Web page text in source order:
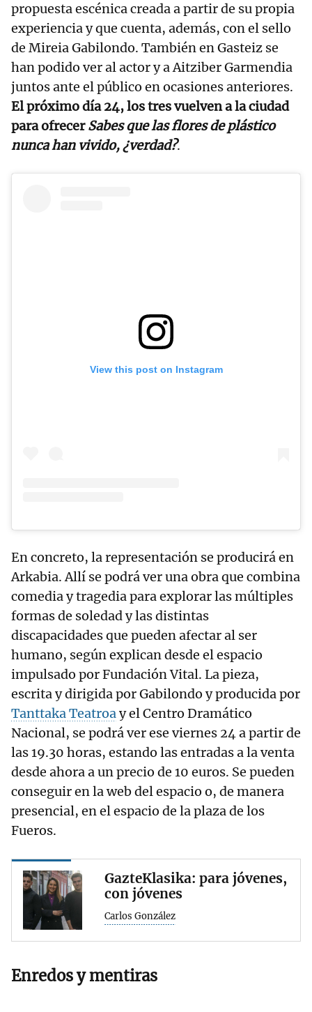
propuesta escénica creada a partir de su propia
experiencia y que cuenta, además, con el sello
de Mireia Gabilondo. También en Gasteiz se
han podido ver al actor y a Aitziber Garmendia
juntos ante el público en ocasiones anteriores.
El próximo día 24, los tres vuelven a la ciudad
para ofrecerSabes que las flores de plástico
nunca han vivido, ¿verdad?.
View this post on Instagram
En concreto, la representación se producirá en
Arkabia. Allí se podrá ver una obra que combina
comedia y tragedia para explorar las múltiples
formas de soledad y las distintas
discapacidades que pueden afectar al ser
humano, según explican desde el espacio
impulsado por Fundación Vital. La pieza,
escrita y dirigida por Gabilondo y producida por
Tanttaka Teatroay el Centro Dramático
Nacional, se podrá ver ese viernes 24 a partir de
las 19.30 horas, estando las entradas a la venta
desde ahora a un precio de 10 euros. Se pueden
conseguir en la web del espacio o, de manera
presencial, en el espacio de la plaza de los
Fueros.
GazteKlasika: para jóvenes,
con jóvenes
Carlos González
Enredos y mentiras